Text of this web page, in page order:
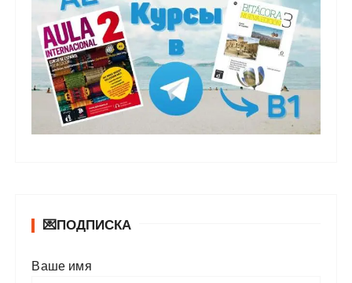
💌ПОДПИСКА
Ваше имя